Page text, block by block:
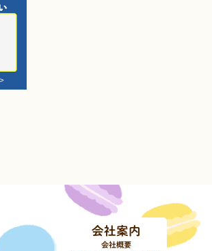
会社案内
会社概要